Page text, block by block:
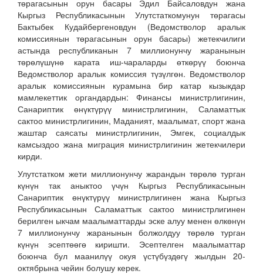
төрагасынын орун басары Эдил Байсаловдун жана
Кыргыз Республикасынын Улутстаткомунун төрагасы
Бактыбек Кудайбергеновдун (Ведомстволор аралык
комиссиянын төрагасынын орун басары) жетекчилиги
астында республиканын 7 миллионунчу жаранынын
төрөлүшүнө карата иш-чараларды өткөрүү боюнча
Ведомстволор аралык комиссия түзүлгөн. Ведомстволор
аралык комиссиянын курамына бир катар кызыкдар
мамлекеттик органдардын: Финансы министрлигинин,
Санариптик өнүктүрүү министрлигинин, Саламаттык
сактоо министрлигинин, Маданият, маалымат, спорт жана
жаштар саясаты министрлигинин, Эмгек, социалдык
камсыздоо жана миграция министрлигинин жетекчилери
кирди.
Улутстатком жети миллионунчу жарандын төрөлө турган
күнүн так аныктоо үчүн Кыргыз Республикасынын
Санариптик өнүктүрүү министрлигинен жана Кыргыз
Республикасынын Саламаттык сактоо министрлигинен
берилген ыкчам маалыматтарды эске алуу менен өлкөнүн
7 миллионунчу жаранынын болжолдуу төрөлө турган
күнүн эсептөөгө киришти. Эсептелген маалыматтар
боюнча бул маанилүү окуя үстүбүздөгү жылдын 20-
октябрына чейин болушу керек.